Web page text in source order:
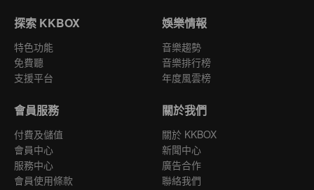
探索 KKBOX
特色功能
免費聽
支援平台
娛樂情報
音樂趨勢
音樂排行榜
年度風雲榜
會員服務
付費及儲值
會員中心
服務中心
會員使用條款
關於我們
關於 KKBOX
新聞中心
廣告合作
聯絡我們